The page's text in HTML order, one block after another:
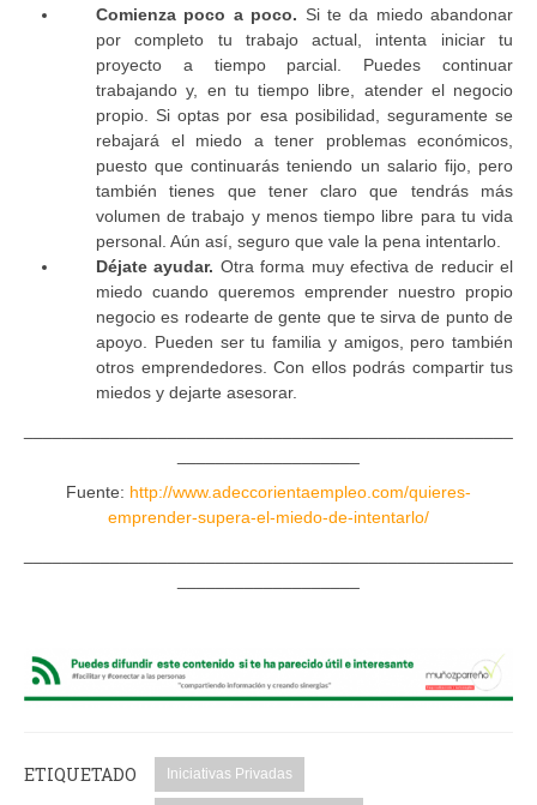
Comienza poco a poco. Si te da miedo abandonar
por completo tu trabajo actual, intenta iniciar tu
proyecto a tiempo parcial. Puedes continuar
trabajando y, en tu tiempo libre, atender el negocio
propio. Si optas por esa posibilidad, seguramente se
rebajará el miedo a tener problemas económicos,
puesto que continuarás teniendo un salario fijo, pero
también tienes que tener claro que tendrás más
volumen de trabajo y menos tiempo libre para tu vida
personal. Aún así, seguro que vale la pena intentarlo.
Déjate ayudar. Otra forma muy efectiva de reducir el
miedo cuando queremos emprender nuestro propio
negocio es rodearte de gente que te sirva de punto de
apoyo. Pueden ser tu familia y amigos, pero también
otros emprendedores. Con ellos podrás compartir tus
miedos y dejarte asesorar.
Fuente: http://www.adeccorientaempleo.com/quieres-
emprender-supera-el-miedo-de-intentarlo/
ETIQUETADO Iniciativas Privadas